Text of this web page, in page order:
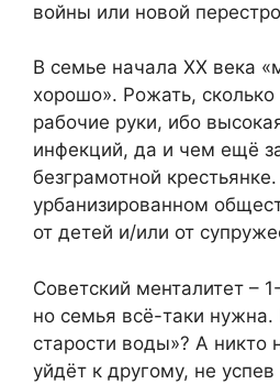
войны или новой
В семье начала ХХ века
хорошо». Рожать, сколько
рабочие руки, ибо
инфекций, да и чем ещё
безграмотной
урбанизированном
от детей и/или от
Советский менталитет –
но семья всё-таки нужна.
старости воды»? А
уйдёт к другому, не успев